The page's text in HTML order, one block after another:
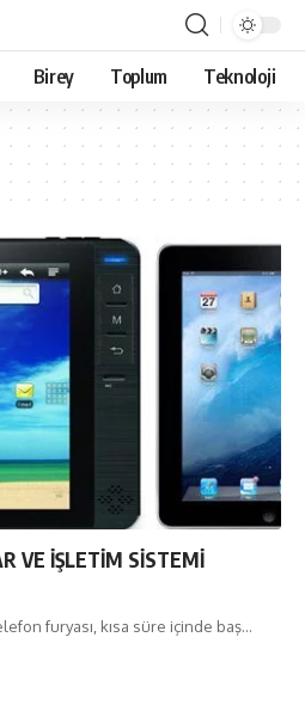
Birey Toplum Teknoloji
VE İŞLETİM SİSTEMİ
furyası, kısa süre içinde baş…